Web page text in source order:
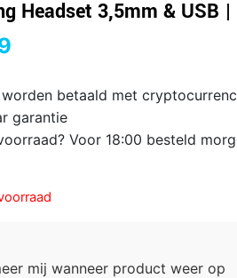
Headset 3,5mm & USB
worden betaald met
garantie
Voor 18:00 besteld
mij wanneer product weer op